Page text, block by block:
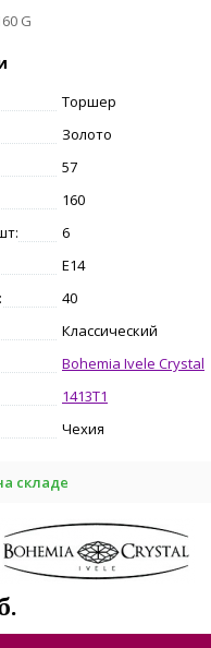
G
Торшер
Золото
57
160
6
E14
40
Классический
Bohemia Ivele Crystal
1413T1
Чехия
складе